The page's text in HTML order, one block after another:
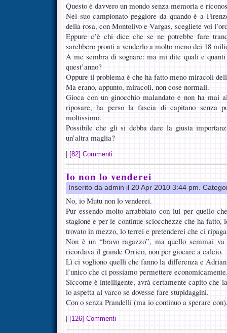
Questo è davvero un mondo senza memoria e
Nel suo campionato peggiore da quando è a
della rosa, con Montolivo e Vargas, scegliete voi
Eppure c’è chi dice che se ne potrebbe fare
sarebbero pronti a venderlo a molto meno dei 18
A me sembra di sognare: ma mi dite quali e
quest’anno?
Oppure il problema è che ha fatto meno miracoli
Ma erano, appunto, miracoli, non cose normali.
Gioca con un ginocchio malandato e non ha mai
riposare, ha perso la fascia di capitano senza
moltissimo.
Possibile che gli si debba dare la giusta
un’altra maglia?
[82] Commenti
Io non lo venderei
Inserito da admin il 20 Apr 2010 3:44 pm.
No, io Mutu non lo venderei.
Pur essendo molto arrabbiato con lui per quello
stagione e per le continue sciocchezze che ha
trovato in mezzo, lo terrei e pretenderei che ci
Non è un “bravo ragazzo”, ma quello semmai
ricordava il grande Orrico, non per giocare a calcio.
Lì ci vogliono quelli che fanno la differenza e
l’unico che ci possiamo permettere
Siccome è intelligente, avrà certamente capito che
lo aspetta al varco se dovesse fare stupidaggini.
Con o senza Prandelli (ma io continuo a sperare
[126] Commenti